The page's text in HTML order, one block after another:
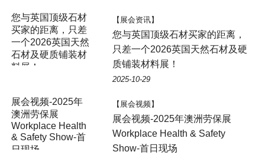
您与英国顶级石材
买家的距离，只差
一个2026英国天然
石材及硬质铺装材
料展！
【展会资讯】
您与英国顶级石材买家的距离，
只差一个2026英国天然石材及硬
质铺装材料展！
2025-10-29
展会视频-2025年
澳洲劳保展
Workplace Health
& Safety Show-首
日现场
【展会视频】
展会视频-2025年澳洲劳保展
Workplace Health & Safety
Show-首日现场